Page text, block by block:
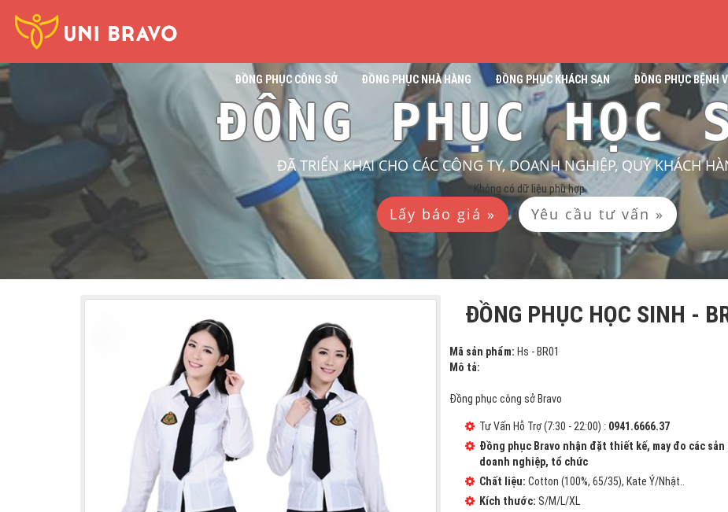
ĐỒNG PHỤC CÔNG SỞ ĐỒNG PHỤC NHÀ HÀNG ĐỒNG PHỤC KHÁCH SẠN ĐỒNG PHỤC BỆNH
ĐỒNG PHỤC HỌC
ĐÃ TRIỂN KHAI CHO CÁC CÔNG TY, DOANH NGHIỆP, QUÝ KHÁCH
Không có dữ liệu phù hợp
Lấy báo giá » Yêu cầu tư vấn »
ĐỒNG PHỤC HỌC SINH -
Mã sản phẩm: Hs - BR01
Mô tả:
Đồng phục công sở Bravo
Tư Vấn Hỗ Trợ (7:30 - 22:00) : 0941.6666.37
Đồng phục Bravo nhận đặt thiết kế, may đo các
doanh nghiệp, tổ chức
Chất liệu: Cotton (100%, 65/35), Kate Ý/Nhật..
Kích thước:S/M/L/XL